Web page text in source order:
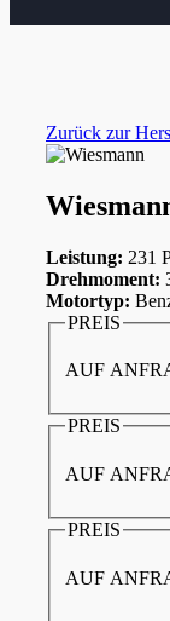
Zurück zur
Leistung: 231
Drehmoment:
Motortyp:
PREIS
AUF
PREIS
AUF
PREIS
AUF